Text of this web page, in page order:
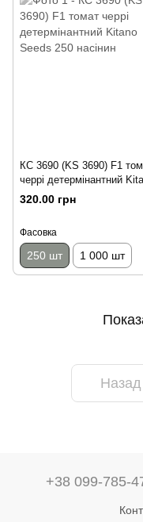
КС 3690 (KS 3690) F1
черрі детермінантний
Seeds 250 насінин
320.00 грн
Фасовка
250 шт 1 000 шт
Назад
+38 099-785-